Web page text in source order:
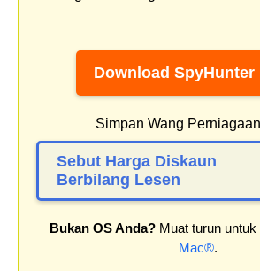
Download SpyHunter
Simpan Wang
Sebut Harga Diskaun
Berbilang Lesen
Bukan OS Anda?Muat turun untuk
Mac®.